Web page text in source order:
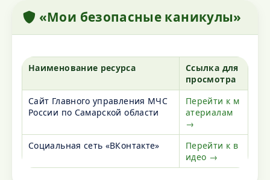
«Мои безопасные каникулы»
Наименование ресурса
Ссылка для
просмотра
Сайт Главного управления МЧС
России по Самарской области
Перейти к м
атериалам
→
Социальная сеть «ВКонтакте»
Перейти к в
идео →